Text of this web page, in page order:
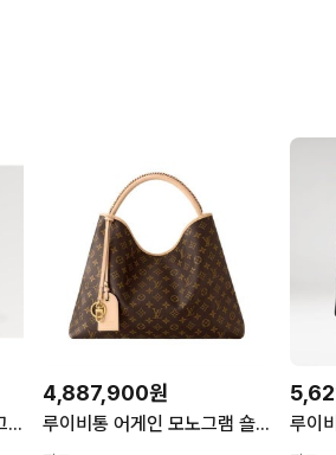
루이비통 온더고 MM 모노그램 캔버스 토트백 M45321 72509506
4,887,900원
루이비통 어게인 모노그램 숄더백 토트백 M25877 142645817